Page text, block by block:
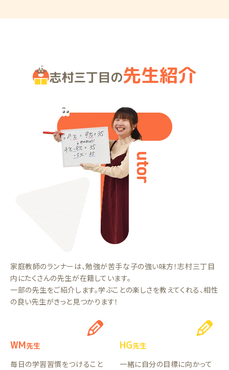
志村三丁目の先生紹介
家庭教師のランナーは、勉強が苦手な子の強い味方！志村三丁目
内にたくさんの先生が在籍しています。
一部の先生をご紹介します。学ぶことの楽しさを教えてくれる、相性
の良い先生がきっと見つかります！
WM先生
毎日の学習習慣をつけること
HG先生
一緒に自分の目標に向かって